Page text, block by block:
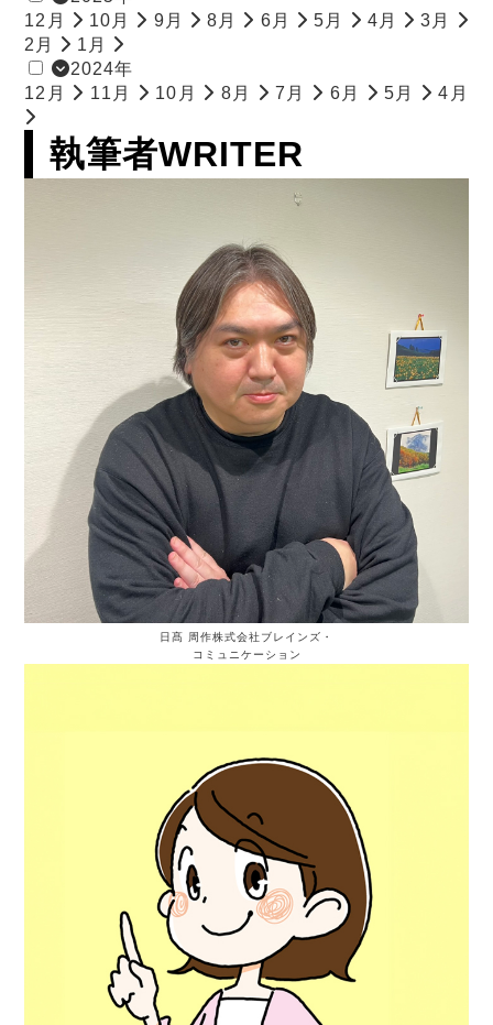
12月
10月 9月 8月 6月 5月 4月 3月
2月 1月
2024年
12月
11月 10月 8月 7月 6月 5月 4月
執筆者WRITER
日髙 周作株式会社ブレインズ・
コミュニケーション